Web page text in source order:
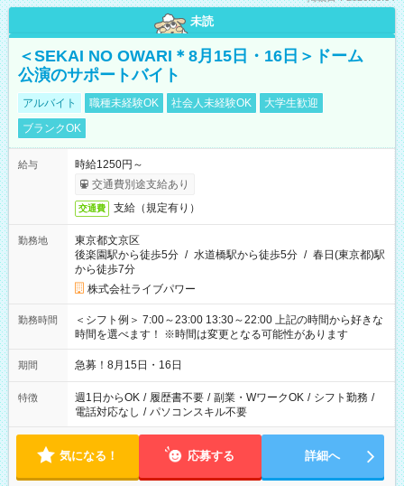
未読
＜SEKAI NO OWARI＊8月15日・16日＞ドーム
公演のサポートバイト
アルバイト 職種未経験OK 社会人未経験OK
大学生歓迎
ブランクOK
給与
時給1250円～
交通費別途支給あり
交通費 支給（規定有り）
勤務地
東京都文京区
後楽園駅から徒歩5分 / 水道橋駅から徒歩5分 / 春日(東京都)駅
から徒歩7分
株式会社ライブパワー
勤務時間
＜シフト例＞ 7:00～23:00 13:30～22:00 上記の時間から好きな
時間を選べます！ ※時間は変更となる可能性があります
期間 急募！8月15日・16日
特徴 週1日からOK / 履歴書不要 / 副業・WワークOK / シフト勤務 /
電話対応なし / パソコンスキル不要
気になる！ 応募する 詳細へ